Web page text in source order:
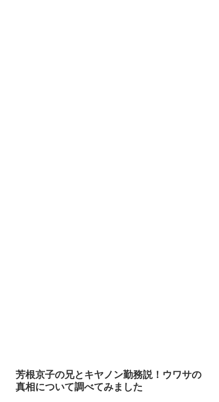
芳根京子の兄とキヤノン勤務説！ウワサの
真相について調べてみました